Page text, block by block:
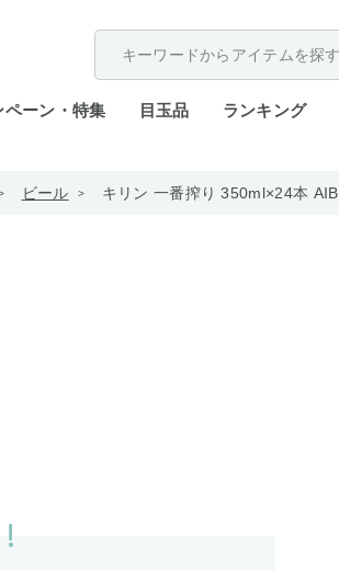
ペーン・特集 目玉品 ランキング
ビール キリン 一番搾り 350ml×24本 AIB